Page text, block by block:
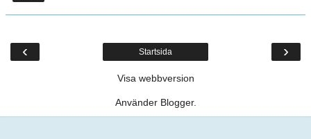
‹ ›
Startsida
Visa webbversion
Använder Blogger.